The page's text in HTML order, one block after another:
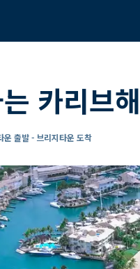
카리브
운 출발 - 브리지타운 도착